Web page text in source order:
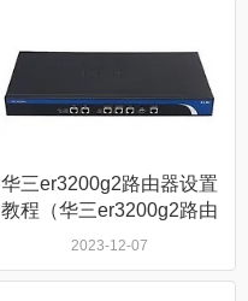
华三er3200g2路由器设置
教程（华三er3200g2路由
器怎么设置）
2023-12-07